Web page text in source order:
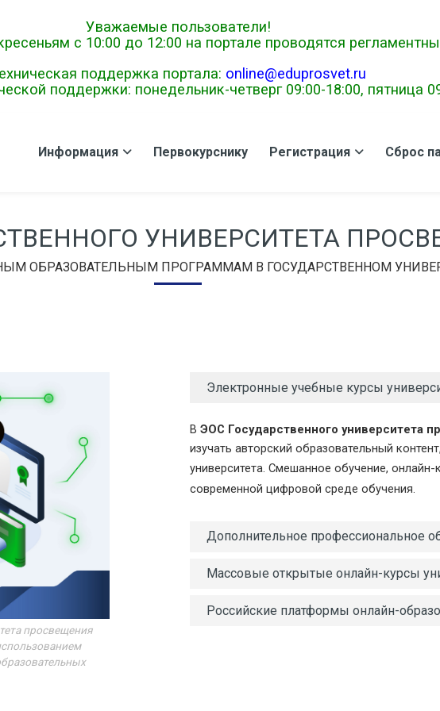
Уважаемые пользователи!
с 10:00 до 12:00 на портале проводятся
поддержка портала: online@eduprosvet.ru
поддержки: понедельник-четверг 09:00-18:00, пятница
Информация Первокурснику Регистрация Сброс
УНИВЕРСИТЕТА
ОБРАЗОВАТЕЛЬНЫМ ПРОГРАММАМ В ГОСУДАРСТВЕННОМ
просвещения
Электронные учебные курсы
В ЭОС Государственного университета
изучать авторский образовательный
университета. Смешанное обучение, онлайн-
современной цифровой среде обучения.
Дополнительное профессиональное
Массовые открытые онлайн-курсы
Российские платформы онлайн-